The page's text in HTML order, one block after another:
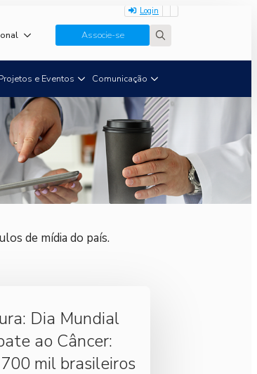
Login
Associe-se
e Eventos Comunicação
de mídia do país.
Dia Mundial
ao Câncer:
mil brasileiros